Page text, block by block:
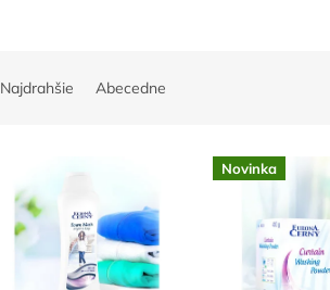
Najdrahšie Abecedne
Novinka